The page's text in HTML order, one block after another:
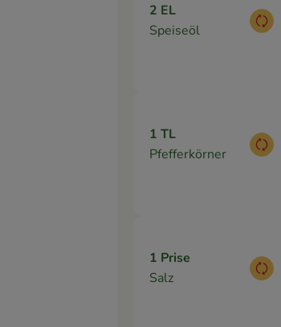
2 EL
Speiseöl
1 TL
Pfefferkörner
1 Prise
Salz